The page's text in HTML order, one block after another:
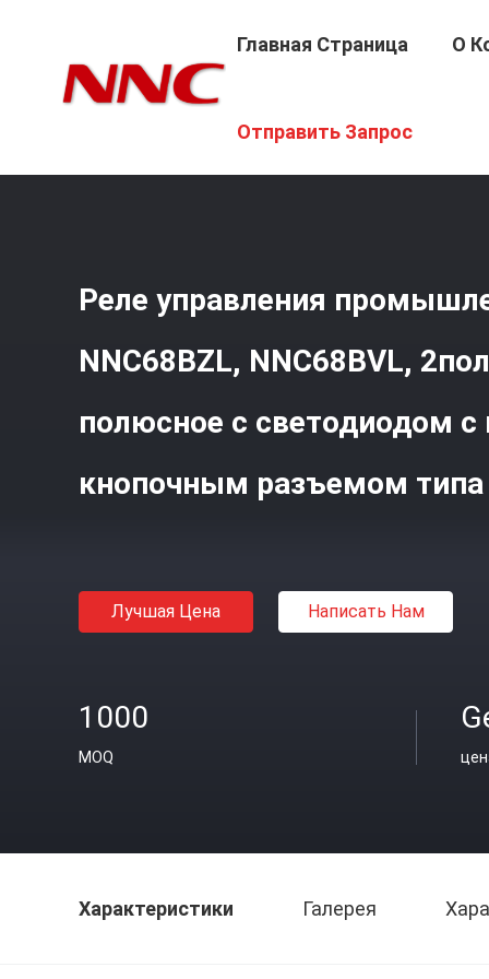
Главная Страница О
Отправить Запрос
Испытательным Кнопочным Разъемом Типа Релета
Реле управления
NNC68BZL, NNC68BVL,
полюсное с светодиодом
кнопочным разъемом типа
Лучшая Цена Написать Нам
1000
MOQ
Характеристики Галерея